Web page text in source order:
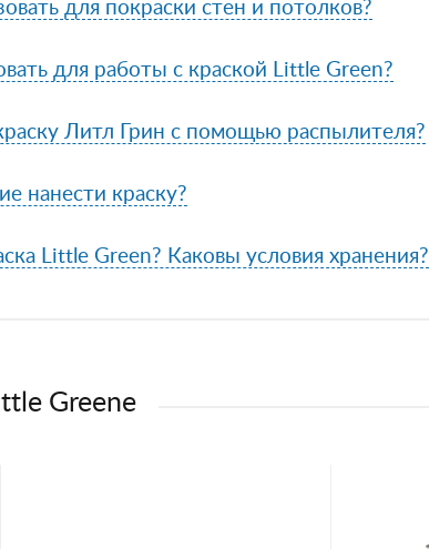
для покраски стен и потолков?
для работы с краской Little Green?
Литл Грин с помощью распылителя?
нанести краску?
Little Green? Каковы условия хранения?
Greene